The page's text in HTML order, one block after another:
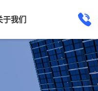
于我们